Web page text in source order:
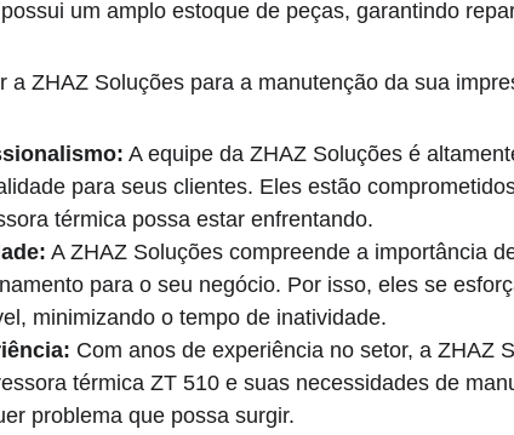
um amplo estoque de peças, garantindo
a ZHAZ Soluções para a manutenção da sua
A equipe da ZHAZ Soluções é
para seus clientes. Eles estão
térmica possa estar enfrentando.
A ZHAZ Soluções compreende a importância
para o seu negócio. Por isso, eles se
minimizando o tempo de inatividade.
Com anos de experiência no setor, a ZHAZ
térmica ZT 510 e suas necessidades de
problema que possa surgir.